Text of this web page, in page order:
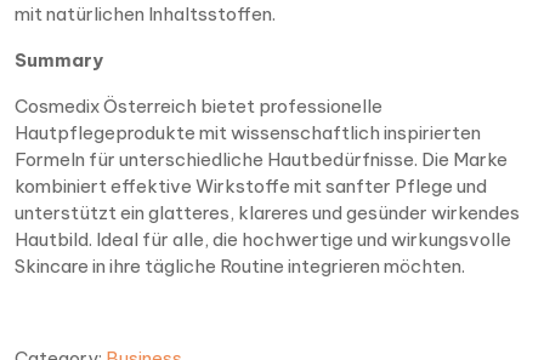
mit natürlichen Inhaltsstoffen.
Summary
Cosmedix Österreich bietet professionelle
Hautpflegeprodukte mit wissenschaftlich inspirierten
Formeln für unterschiedliche Hautbedürfnisse. Die Marke
kombiniert effektive Wirkstoffe mit sanfter Pflege und
unterstützt ein glatteres, klareres und gesünder wirkendes
Hautbild. Ideal für alle, die hochwertige und wirkungsvolle
Skincare in ihre tägliche Routine integrieren möchten.